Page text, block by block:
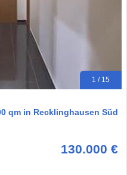
1 / 15
qm in Recklinghausen Süd
130.000 €